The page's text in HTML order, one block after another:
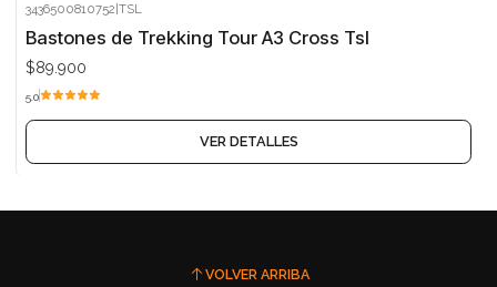
3436500810752 |TSL
Bastones de Trekking Tour A3 Cross Tsl
$89.900
5.0
VER DETALLES
VOLVER ARRIBA